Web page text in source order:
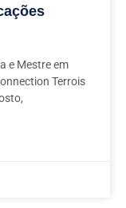
Mestre em
Terrois